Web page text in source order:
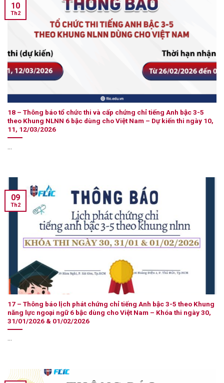
18 – Thông báo tổ chức thi và cấp chứng chỉ tiếng Anh bậc 3-5
theo Khung NLNN 6 bậc dùng cho Việt Nam – Dự kiến thi ngày 10,
11, 12/03/2026
10
Th2
17 – Thông báo lịch phát chứng chỉ tiếng Anh bậc 3-5 theo Khung
năng lực ngoại ngữ 6 bậc dùng cho Việt Nam – Khóa thi ngày 30,
31/01/2026 & 01/02/2026
...
09
Th2